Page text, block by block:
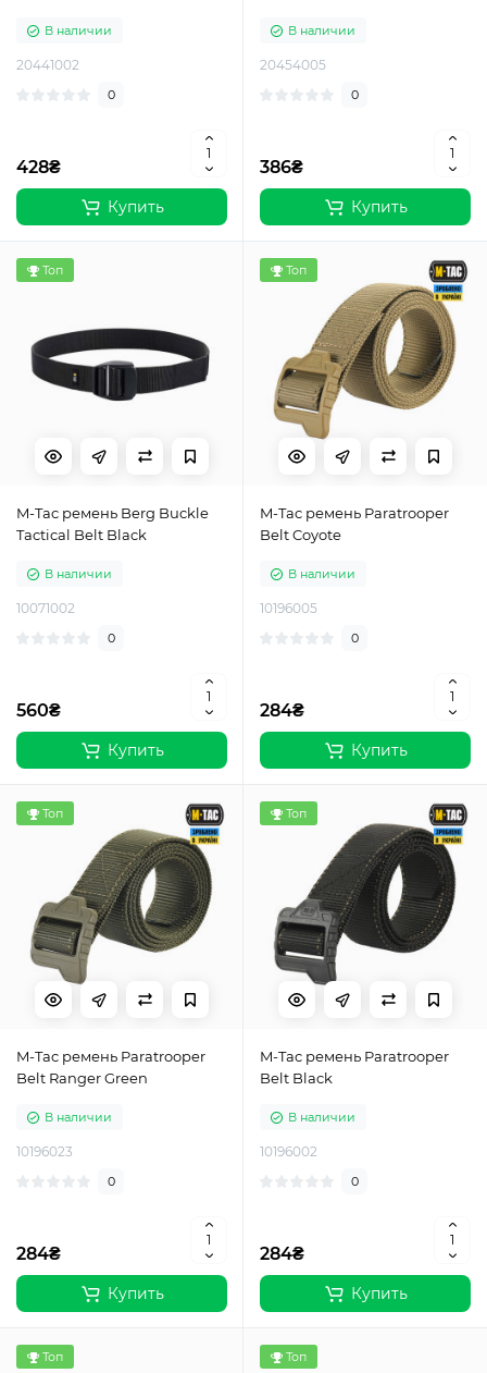
В наличии
20441002
0
428₴
Купить
В наличии
20454005
0
386₴
Купить
Топ
M-Tac ремень Berg Buckle
Tactical Belt Black
В наличии
10071002
0
560₴
Купить
Топ
M-Tac ремень Paratrooper
Belt Coyote
В наличии
10196005
0
284₴
Купить
Топ
M-Tac ремень Paratrooper
Belt Ranger Green
В наличии
10196023
0
284₴
Купить
Топ
M-Tac ремень Paratrooper
Belt Black
В наличии
10196002
0
284₴
Купить
Топ Топ